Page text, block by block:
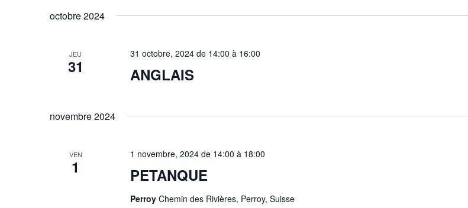
clé.
octobre 2024
JEU
31 ANGLAIS
31 octobre, 2024 de 14:00 à 16:00
novembre 2024
VEN
1 PETANQUE
1 novembre, 2024 de 14:00 à 18:00
Perroy Chemin des Rivières, Perroy, Suisse